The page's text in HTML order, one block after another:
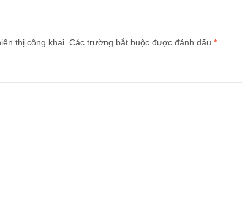
thị công khai. Các trường bắt buộc được đánh dấu *